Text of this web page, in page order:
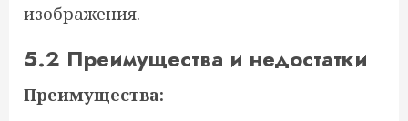
изображения.
5.2 Преимущества и недостатки
Преимущества: